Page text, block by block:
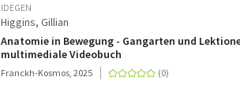
IDEGEN
Higgins, Gillian
Anatomie in Bewegung - Gangarten und
multimediale Videobuch
Franckh-Kosmos, 2025